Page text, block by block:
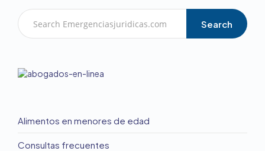
Search
Alimentos en menores de edad
Consultas frecuentes